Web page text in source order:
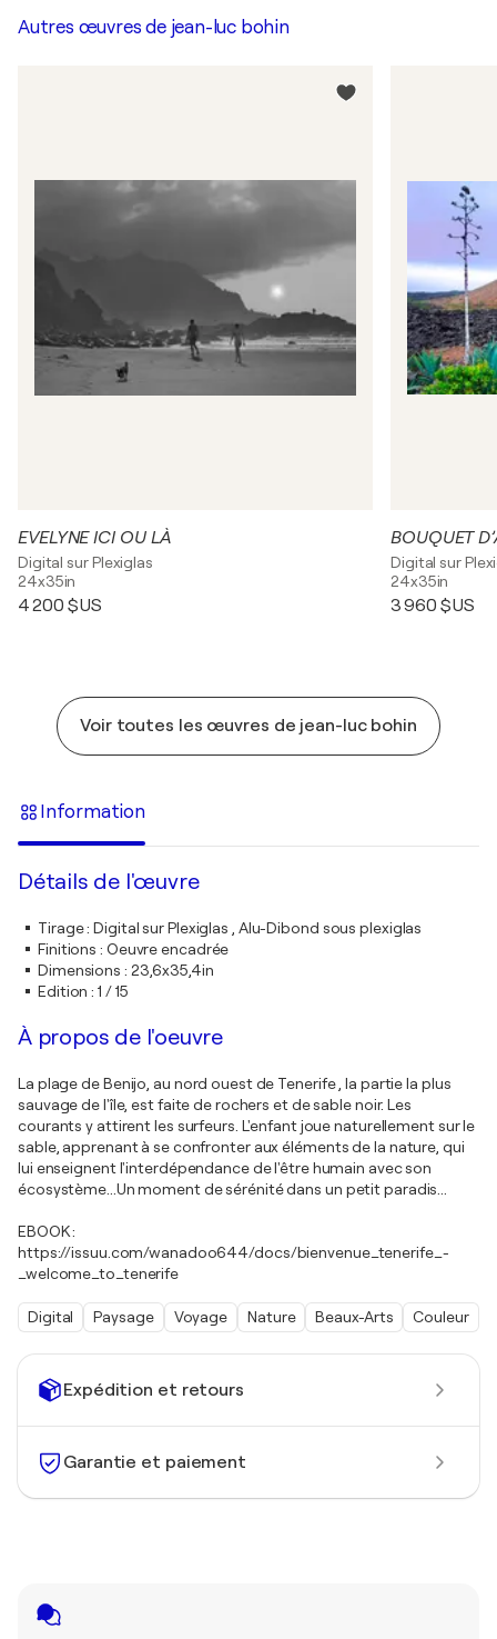
Expédition et retours
Garantie et paiement
Autres œuvres de jean-luc bohin
EVELYNE ICI OU LÀ
Digital sur Plexiglas
24x35in
4 200 $US
BOUQUET
Digital sur
24x35in
3 960 $US
Voir toutes les œuvres de jean-luc bohin
Information
Détails de l'œuvre
Tirage:Digital sur Plexiglas , Alu-Dibond sous plexiglas
Finitions : Oeuvre encadrée
Dimensions : 23,6x35,4in
Edition :1 / 15
À propos de l'oeuvre
La plage de Benijo, au nord ouest de Tenerife , la partie la plus
sauvage de l'île, est faite de rochers et de sable noir. Les
courants y attirent les surfeurs. L'enfant joue naturellement sur le
sable, apprenant à se confronter aux éléments de la nature, qui
lui enseignent l'interdépendance de l'être humain avec son
écosystème...Un moment de sérénité dans un petit paradis...
EBOOK :
https://issuu.com/wanadoo644/docs/bienvenue_tenerife_-
_welcome_to_tenerife
Digital Paysage Voyage Nature Beaux-Arts Couleur